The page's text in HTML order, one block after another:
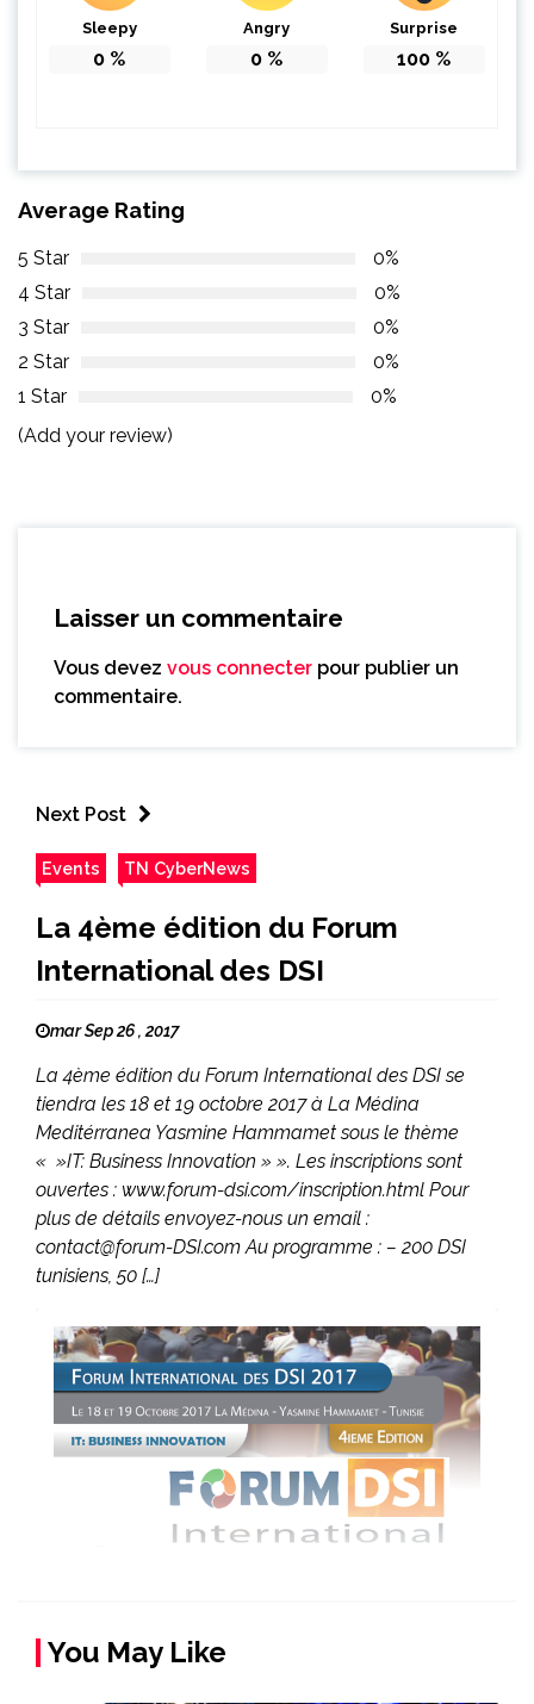
Sleepy
0 %
Angry
0 %
Surprise
100 %
Average Rating
5 Star
0%
4 Star
0%
3 Star
0%
2 Star
0%
1 Star
0%
(Add your review)
Laisser un commentaire
Vous devez vous connecter pour publier un
commentaire.
Next Post
Events TN CyberNews
La 4ème édition du Forum
International des DSI
mar Sep 26 , 2017
La 4ème édition du Forum International des DSI se
tiendra les 18 et 19 octobre 2017 à La Médina
Meditérranea Yasmine Hammamet sous le thème
« »IT: Business Innovation » ». Les inscriptions sont
ouvertes : www.forum-dsi.com/inscription.html Pour
plus de détails envoyez-nous un email :
contact@forum-DSI.com Au programme : – 200 DSI
tunisiens, 50 […]
You May Like